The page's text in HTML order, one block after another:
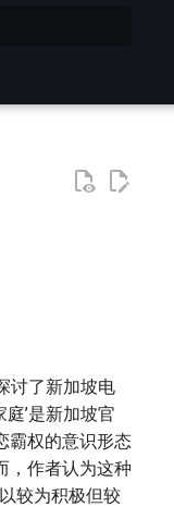
讨了新加坡电
’是新加坡官
霸权的意识形态
，作者认为这种
较为积极但较